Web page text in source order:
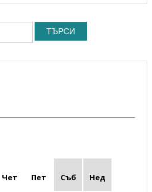
ТЪРСИ
Чет Пет Съб
Нед